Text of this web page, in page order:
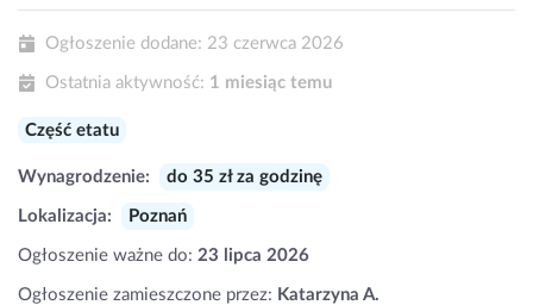
Ogłoszenie dodane: 23 czerwca 2026
Ostatnia aktywność: 1 miesiąc temu
Część etatu
Wynagrodzenie: do 35 zł za godzinę
Lokalizacja: Poznań
Ogłoszenie ważne do: 23 lipca 2026
Ogłoszenie zamieszczone przez: Katarzyna A.